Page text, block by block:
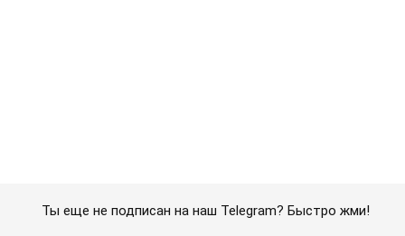
Ты еще не подписан на наш Telegram? Быстро жми!